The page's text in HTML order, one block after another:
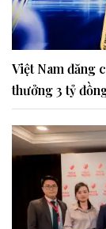
Việt Nam đăng
thưởng 3 tỷ